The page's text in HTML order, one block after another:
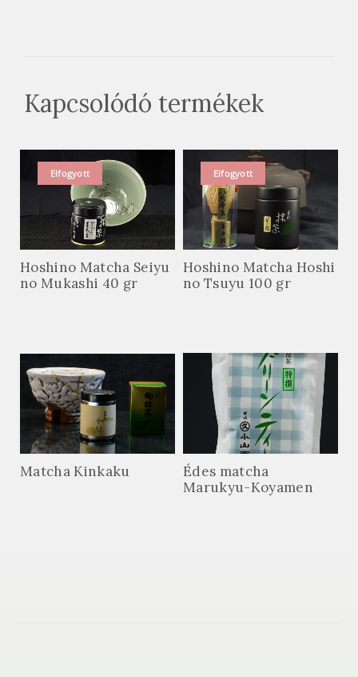
Kapcsolódó termékek
Elfogyott
Hoshino Matcha Seiyu
no Mukashi 40 gr
Elfogyott
Hoshino Matcha Hoshi
no Tsuyu 100 gr
Matcha Kinkaku
Édes matcha
Marukyu-Koyamen